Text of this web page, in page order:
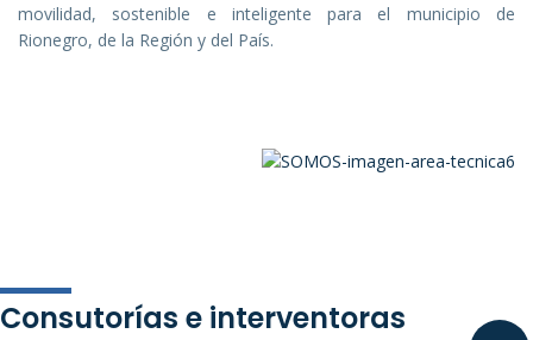
movilidad, sostenible e inteligente para el municipio de
Rionegro, de la Región y del País.
Consutorías e interventoras